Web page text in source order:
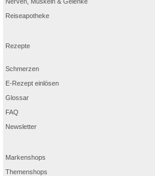
Reiseapotheke
Rezepte
Schmerzen
E-Rezept einlösen
Glossar
FAQ
Newsletter
Markenshops
Themenshops